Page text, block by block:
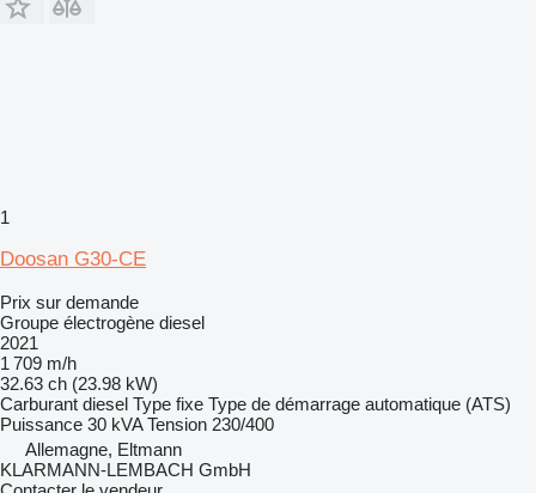
1
Doosan G30-CE
Prix sur demande
Groupe électrogène diesel
2021
1 709 m/h
32.63 ch (23.98 kW)
Carburant diesel Type fixe Type de démarrage automatique (ATS)
Puissance 30 kVA Tension 230/400
Allemagne, Eltmann
KLARMANN-LEMBACH GmbH